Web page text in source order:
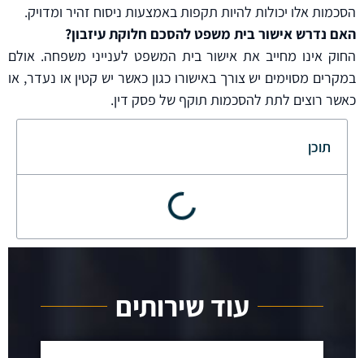
הסכמות אלו יכולות להיות תקפות באמצעות ניסוח זהיר ומדויק.
האם נדרש אישור בית משפט להסכם חלוקת עיזבון?
החוק אינו מחייב את אישור בית המשפט לענייני משפחה. אולם
במקרים מסוימים יש צורך באישורו כגון כאשר יש קטין או נעדר, או
כאשר רוצים לתת להסכמות תוקף של פסק דין.
תוכן
עוד שירותים